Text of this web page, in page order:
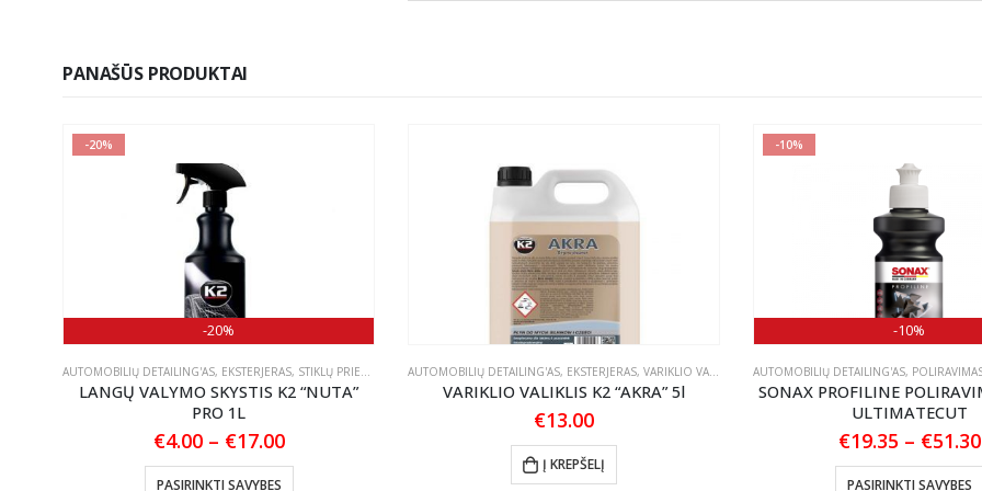
PANAŠŪS PRODUKTAI
-20%
-20%
AUTOMOBILIŲ DETAILING'AS, EKSTERJERAS, STIKLŲ PRIEŽIŪRA
LANGŲ VALYMO SKYSTIS K2 “NUTA”
PRO 1L
€4.00 – €17.00Price
range:
PASIRINKTI SAVYBES
This product has multiple variants. The options may be chosen on the product page
AUTOMOBILIŲ DETAILING'AS, EKSTERJERAS, VARIKLIO VALIKLIAI
VARIKLIO VALIKLIS K2 “AKRA” 5l
€13.00
Į KREPŠELĮ
-10%
-10%
AUTOMOBILIŲ DETAILING'AS,
SONAX PROFILINE
ULTIMATECUT
€19.35 – €51.30
PASIRINKTI SAVYBES